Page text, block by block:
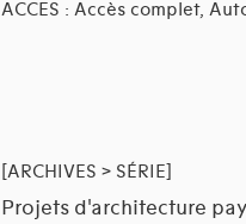
ACCES : Accès complet,
[ARCHIVES > SÉRIE]
Projets d'architecture